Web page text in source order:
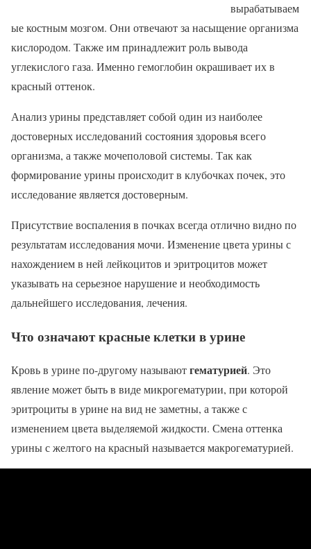
вырабатываем
ые костным мозгом. Они отвечают за насыщение организма
кислородом. Также им принадлежит роль вывода
углекислого газа. Именно гемоглобин окрашивает их в
красный оттенок.
Анализ урины представляет собой один из наиболее
достоверных исследований состояния здоровья всего
организма, а также мочеполовой системы. Так как
формирование урины происходит в клубочках почек, это
исследование является достоверным.
Присутствие воспаления в почках всегда отлично видно по
результатам исследования мочи. Изменение цвета урины с
нахождением в ней лейкоцитов и эритроцитов может
указывать на серьезное нарушение и необходимость
дальнейшего исследования, лечения.
Что означают красные клетки в урине
Кровь в урине по-другому называютгематурией. Это
явление может быть в виде микрогематурии, при которой
эритроциты в урине на вид не заметны, а также с
изменением цвета выделяемой жидкости. Смена оттенка
урины с желтого на красный называется макрогематурией.